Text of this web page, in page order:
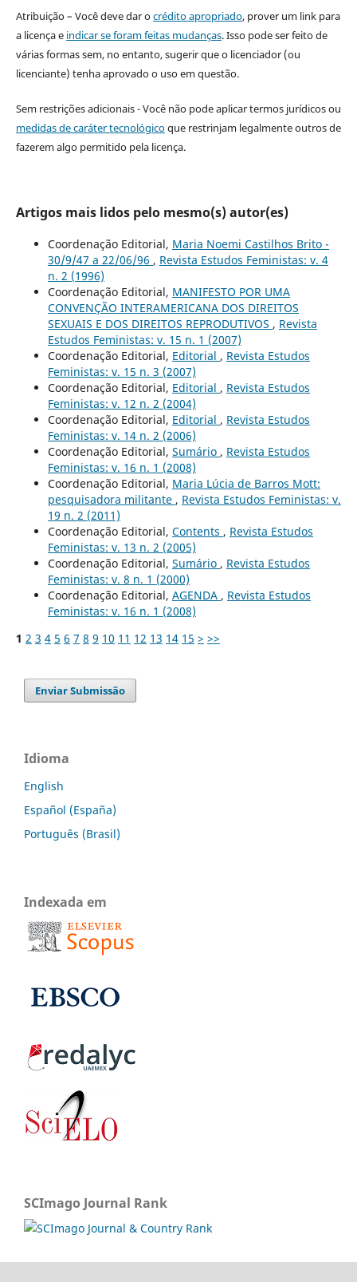
Atribuição – Você deve dar ocrédito apropriado, prover um link para
a licença e indicar se foram feitas mudanças. Isso pode ser feito de
várias formas sem, no entanto, sugerir que o licenciador (ou
licenciante) tenha aprovado o uso em questão.
Sem restrições adicionais - Você não pode aplicar termos jurídicos ou
medidas de caráter tecnológicoque restrinjam legalmente outros de
fazerem algo permitido pela licença.
Artigos mais lidos pelo mesmo(s) autor(es)
Coordenação Editorial, Maria Noemi Castilhos Brito -
30/9/47 a 22/06/96 , Revista Estudos Feministas: v. 4
n. 2 (1996)
Coordenação Editorial, MANIFESTO POR UMA
CONVENÇÃO INTERAMERICANA DOS DIREITOS
SEXUAIS E DOS DIREITOS REPRODUTIVOS , Revista
Estudos Feministas: v. 15 n. 1 (2007)
Coordenação Editorial, Editorial , Revista Estudos
Feministas: v. 15 n. 3 (2007)
Coordenação Editorial, Editorial , Revista Estudos
Feministas: v. 12 n. 2 (2004)
Coordenação Editorial, Editorial , Revista Estudos
Feministas: v. 14 n. 2 (2006)
Coordenação Editorial, Sumário , Revista Estudos
Feministas: v. 16 n. 1 (2008)
Coordenação Editorial, Maria Lúcia de Barros Mott:
pesquisadora militante , Revista Estudos Feministas: v.
19 n. 2 (2011)
Coordenação Editorial, Contents , Revista Estudos
Feministas: v. 13 n. 2 (2005)
Coordenação Editorial, Sumário , Revista Estudos
Feministas: v. 8 n. 1 (2000)
Coordenação Editorial, AGENDA , Revista Estudos
Feministas: v. 16 n. 1 (2008)
1 2 3 4 5 6 7 8 9 10 11 12 13 14 15 > >>
Enviar Submissão
Idioma
English
Español (España)
Português (Brasil)
Indexada em
SCImago Journal Rank